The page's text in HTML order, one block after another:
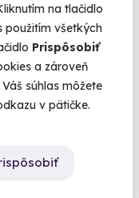
na tlačidlo
použitím všetkých
Prispôsobiť
a zároveň
súhlas môžete
v pätičke.